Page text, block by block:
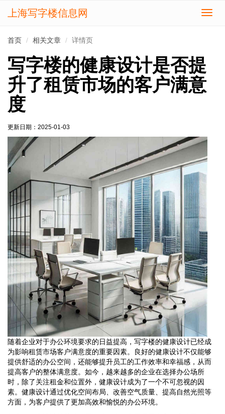
切
上海写字楼信息网
首页 相关文章 详情页
写字楼的健康设计是否提
升了租赁市场的客户满意
度
更新日期： 2025-01-03
随着企业对于办公环境要求的日益提高，写字楼的健康设计已经成
为影响租赁市场客户满意度的重要因素。良好的健康设计不仅能够
提供舒适的办公空间，还能够提升员工的工作效率和幸福感，从而
提高客户的整体满意度。如今，越来越多的企业在选择办公场所
时，除了关注租金和位置外，健康设计成为了一个不可忽视的因
素。健康设计通过优化空间布局、改善空气质量、提高自然光照等
方面，为客户提供了更加高效和愉悦的办公环境。